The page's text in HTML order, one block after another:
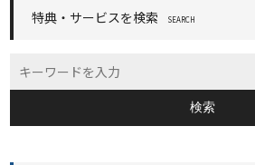
特典・サービスを検索 SEARCH
検索